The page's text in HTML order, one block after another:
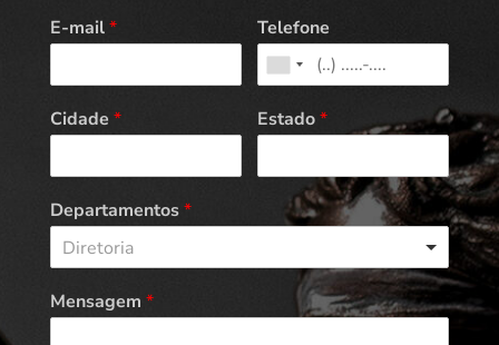
E-mail* Telefone
Cidade * Estado*
Departamentos*
Diretoria
Mensagem *